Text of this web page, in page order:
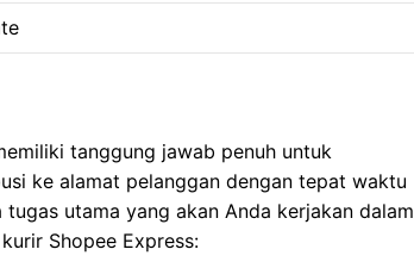
tanggung jawab penuh untuk
ke alamat pelanggan dengan tepat waktu
utama yang akan Anda kerjakan dalam
Shopee Express: